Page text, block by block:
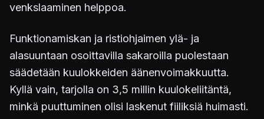
venkslaaminen helppoa.
Funktionamiskan ja ristiohjaimen ylä- ja
alasuuntaan osoittavilla sakaroilla puolestaan
säädetään kuulokkeiden äänenvoimakkuutta.
Kyllä vain, tarjolla on 3,5 millin kuulokeliitäntä,
minkä puuttuminen olisi laskenut fiiliksiä huimasti.